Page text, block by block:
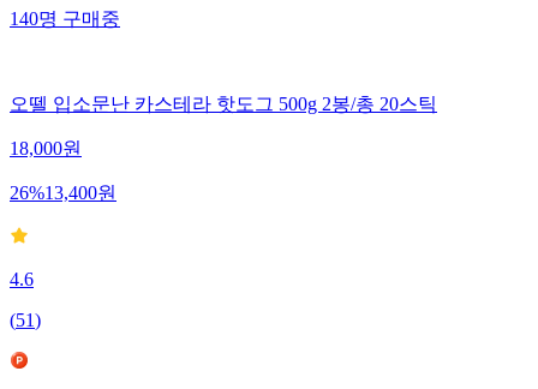
140명 구매중
오뗄 입소문난 카스테라 핫도그 500g 2봉/총 20스틱
18,000원
26%13,400원
4.6
(51)